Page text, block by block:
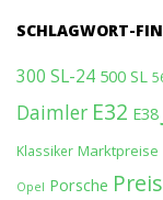
SCHLAGWORT-
300 SL-24 500 SL
Daimler E32 E38
Klassiker Marktpreise
Opel Porsche